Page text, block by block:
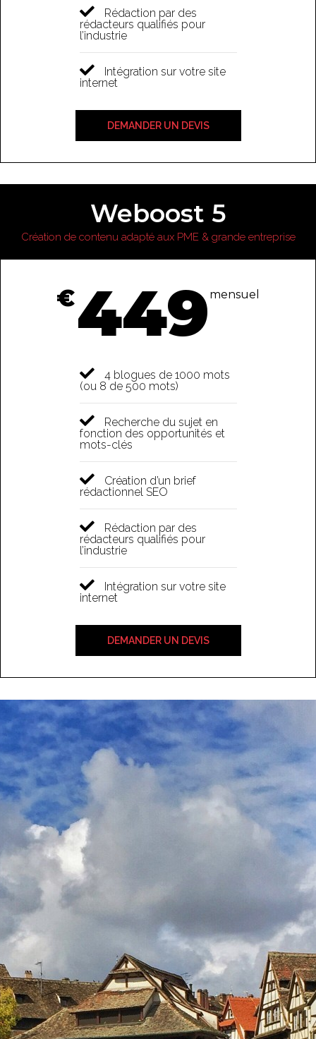
Rédaction par des
rédacteurs qualifiés pour
l’industrie
Intégration sur votre site
internet
DEMANDER UN DEVIS
Weboost 5
Création de contenu adapté aux PME & grande entreprise
€449 mensuel
4 blogues de 1000 mots
(ou 8 de 500 mots)
Recherche du sujet en
fonction des opportunités et
mots-clés
Création d’un brief
rédactionnel SEO
Rédaction par des
rédacteurs qualifiés pour
l’industrie
Intégration sur votre site
internet
DEMANDER UN DEVIS